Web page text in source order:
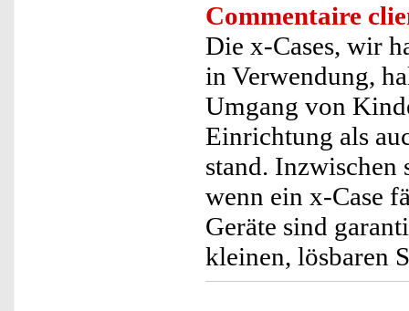
Commentaire
Die x-Cases, wir
in Verwendung,
Umgang von
Einrichtung als
stand. Inzwischen
wenn ein x-Case
Geräte sind
kleinen, lösbaren